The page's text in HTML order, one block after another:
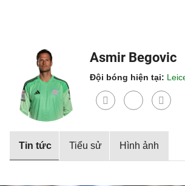
Asmir Begovic
Đội bóng hiện tại:
Tin tức Tiểu sử Hình ảnh